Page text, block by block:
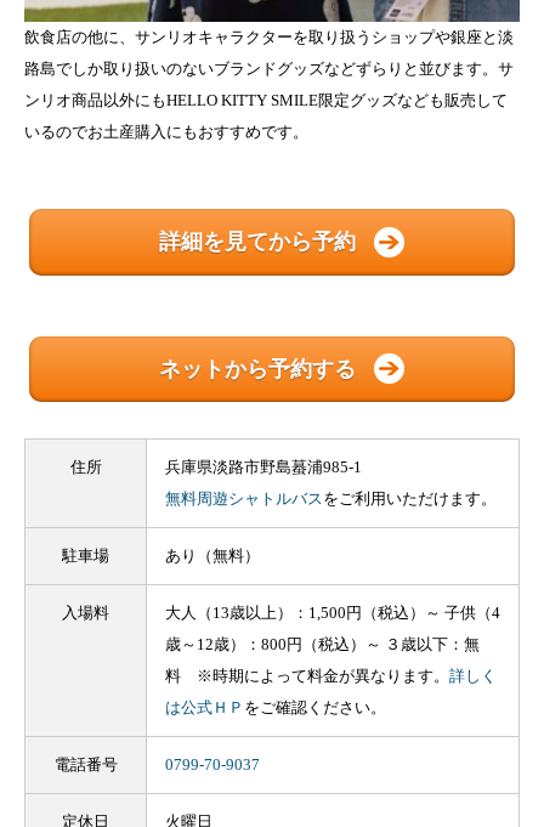
飲食店の他に、サンリオキャラクターを取り扱うショップや銀座と淡
路島でしか取り扱いのないブランドグッズなどずらりと並びます。サ
ンリオ商品以外にもHELLO KITTY SMILE限定グッズなども販売して
いるのでお土産購入にもおすすめです。
詳細を見てから予約
ネットから予約する
住所
兵庫県淡路市野島蟇浦985-1
無料周遊シャトルバスをご利用いただけます。
駐車場 あり（無料）
入場料
大人（13歳以上）：1,500円（税込）～ 子供（4
歳～12歳）：800円（税込）～ ３歳以下：無
料 ※時期によって料金が異なります。 詳しく
は公式ＨＰ をご確認ください。
電話番号 0799-70-9037
定休日 火曜日